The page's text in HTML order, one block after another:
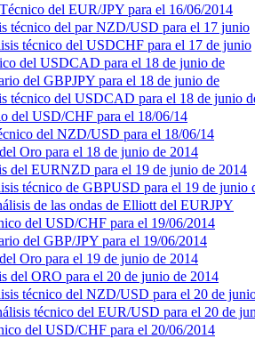
del EUR/JPY para el 16/06/2014
técnico del par NZD/USD para el 17 junio
técnico del USDCHF para el 17 de junio
del USDCAD para el 18 de junio de
del GBPJPY para el 18 de junio de
técnico del USDCAD para el 18 de junio
del USD/CHF para el 18/06/14
del NZD/USD para el 18/06/14
Oro para el 18 de junio de 2014
del EURNZD para el 19 de junio de 2014
técnico de GBPUSD para el 19 de junio
de las ondas de Elliott del EURJPY
del USD/CHF para el 19/06/2014
del GBP/JPY para el 19/06/2014
Oro para el 19 de junio de 2014
del ORO para el 20 de junio de 2014
técnico del NZD/USD para el 20 de
técnico del EUR/USD para el 20 de
del USD/CHF para el 20/06/2014